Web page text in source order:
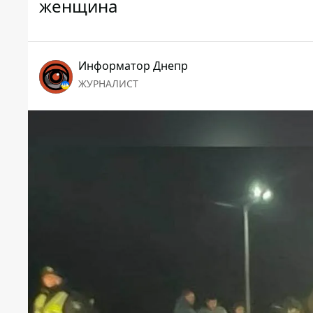
женщина
Информатор Днепр
ЖУРНАЛИСТ